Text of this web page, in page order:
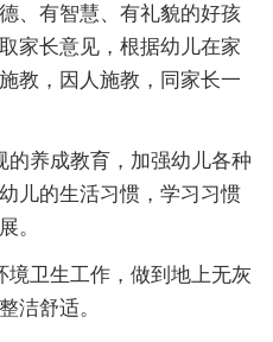
、有智慧、有礼貌的好孩
家长意见，根据幼儿在家
教，因人施教，同家长一
的养成教育，加强幼儿各种
儿的生活习惯，学习习惯
。
境卫生工作，做到地上无灰
洁舒适。